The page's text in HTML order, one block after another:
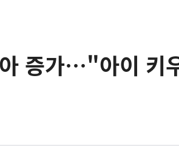
증가…"아이 키